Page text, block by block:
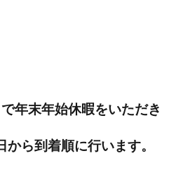
年末年始休暇をいただき
ら到着順に行います。